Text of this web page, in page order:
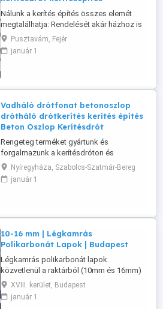
Nálunk a kerítés építés összes elemét
megtalálhatja: Rendelését akár házhoz is
szállítjuk, hívjon minket bátran!!
Pusztavám, Fejér
január 1
Vadháló drótfonat betonoszlop
drótháló drótkerítés kerítés építés
Beton Oszlop Kerítésdrót
Rengeteg terméket gyártunk és
forgalmazunk a kerítésdróton és
betonoszlopokon kívül, amit egy
hirdetésben nehéz lenne felsorolni, ezért
kérem, látogasson el honlapunkra
VADHÁLÓ és BETONOSZLOP
CENTRUMBA ahol személyesen akár
további ...
Nyíregyháza, Szabolcs-Szatmár-Bereg
január 1
10-16 mm | Légkamrás
Polikarbonát Lapok | Budapest
Légkamrás polikarbonát lapok
közvetlenül a raktárból (10mm és 16mm)
Választható színek: Víztiszta, Bronz, Opál,
és Antracit színek. Víztiszta hővisszaverő
verzió. Mit nyújtunk Önnek? - Fizetés az
XVIII. kerület, Budapest
január 1